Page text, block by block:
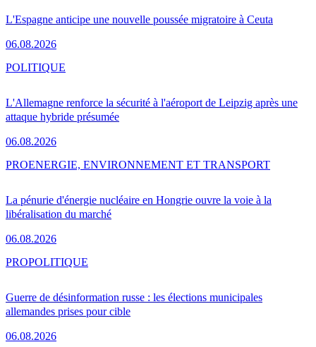
L'Espagne anticipe une nouvelle poussée migratoire à Ceuta
06.08.2026
L'Allemagne renforce la sécurité à l'aéroport de Leipzig après une
attaque hybride présumée
06.08.2026
POLITIQUE
La pénurie d'énergie nucléaire en Hongrie ouvre la voie à la
libéralisation du marché
06.08.2026
PROENERGIE, ENVIRONNEMENT ET TRANSPORT
Guerre de désinformation russe : les élections municipales
allemandes prises pour cible
06.08.2026
PROPOLITIQUE